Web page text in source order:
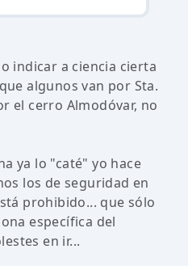
indicar a ciencia cierta
algunos van por Sta.
el cerro Almodóvar, no
ya lo "caté" yo hace
los de seguridad en
prohibido... que sólo
específica del
en ir...